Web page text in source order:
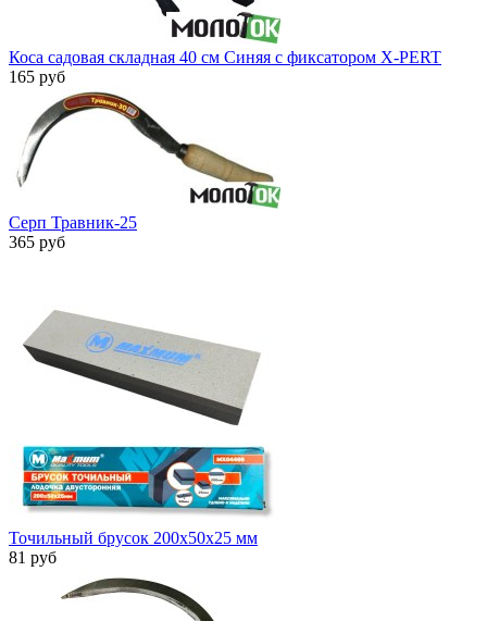
Коса садовая складная 40 см Синяя с фиксатором X-PERT
165 руб
Серп Травник-25
365 руб
Точильный брусок 200x50x25 мм
81 руб